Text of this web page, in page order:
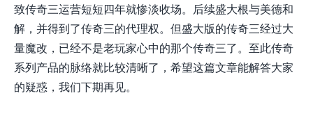
致传奇三运营短短四年就惨淡收场。后续盛大根与美德和
解，并得到了传奇三的代理权。但盛大版的传奇三经过大
量魔改，已经不是老玩家心中的那个传奇三了。至此传奇
系列产品的脉络就比较清晰了，希望这篇文章能解答大家
的疑惑，我们下期再见。